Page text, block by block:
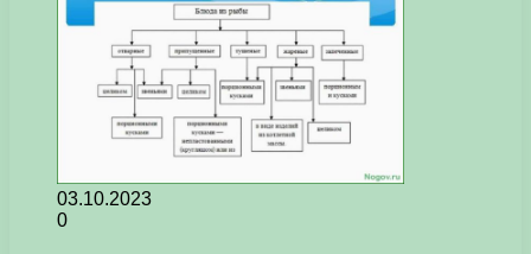
03.10.2023
0